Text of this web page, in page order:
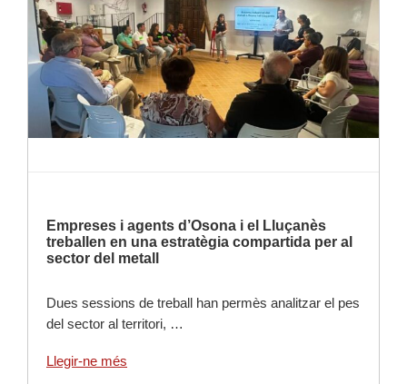
Empreses i agents d’Osona i el Lluçanès
treballen en una estratègia compartida per al
sector del metall
Dues sessions de treball han permès analitzar el pes
del sector al territori, …
Llegir-ne més